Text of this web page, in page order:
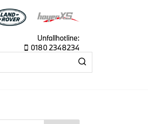
Unfallhotline:
 0180 2348234